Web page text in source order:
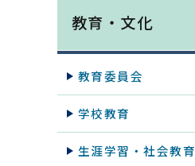
教育・文化
教育委員会
学校教育
生涯学習・社会教育